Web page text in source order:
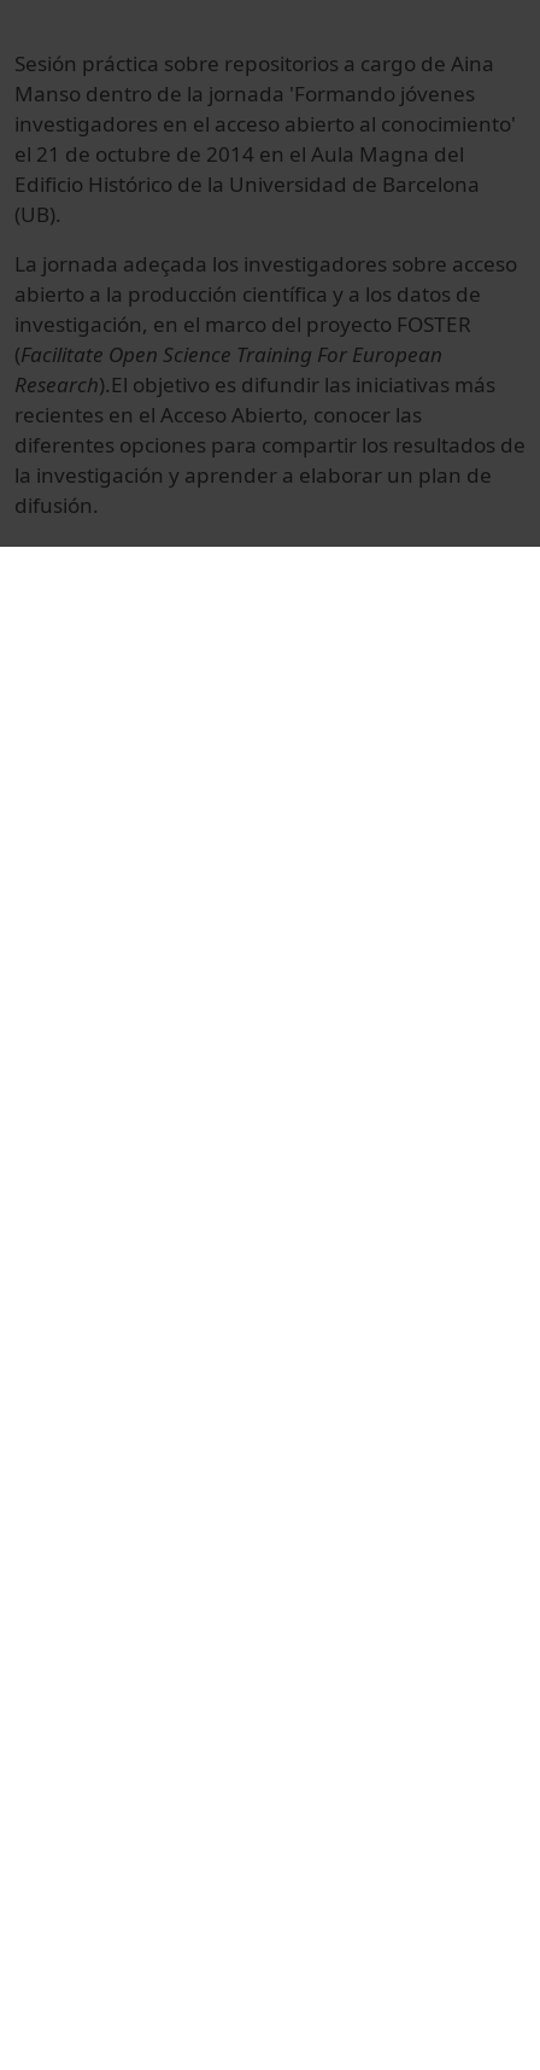
Sesión práctica sobre repositorios a cargo de Aina
Manso dentro de la jornada 'Formando jóvenes
investigadores en el acceso abierto al conocimiento'
el 21 de octubre de 2014 en el Aula Magna del
Edificio Histórico de la Universidad de Barcelona
(UB).
La jornada adeçada los investigadores sobre acceso
abierto a la producción científica y a los datos de
investigación, en el marco del proyecto FOSTER
(Facilitate Open Science Training For European
Research).El objetivo es difundir las iniciativas más
recientes en el Acceso Abierto, conocer las
diferentes opciones para compartir los resultados de
la investigación y aprender a elaborar un plan de
difusión.